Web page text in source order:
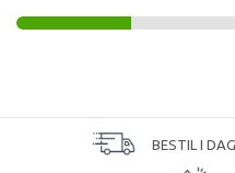
BESTIL I